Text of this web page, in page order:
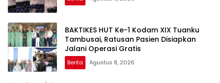
BAKTIKES HUT Ke-1 Kodam XIX Tuanku
Tambusai, Ratusan Pasien Disiapkan
Jalani Operasi Gratis
Berita Agustus 8, 2026